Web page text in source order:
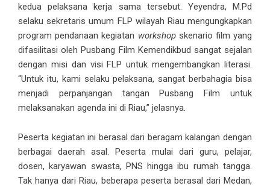
kedua pelaksana kerja sama tersebut. Yeyendra, M.Pd
selaku sekretaris umum FLP wilayah Riau mengungkapkan
program pendanaan kegiatan workshopskenario film yang
difasilitasi oleh Pusbang Film Kemendikbud sangat sejalan
dengan misi dan visi FLP untuk mengembangkan literasi.
“Untuk itu, kami selaku pelaksana, sangat berbahagia bisa
menjadi perpanjangan tangan Pusbang Film untuk
melaksanakan agenda ini di Riau,” jelasnya.
Peserta kegiatan ini berasal dari beragam kalangan dengan
berbagai daerah asal. Peserta mulai dari guru, pelajar,
dosen, karyawan swasta, PNS hingga ibu rumah tangga.
Tak hanya dari Riau, beberapa peserta berasal dari Medan,